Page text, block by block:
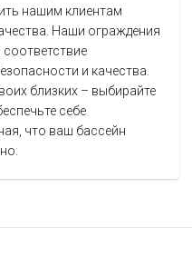
нашим клиентам
Наши ограждения
и качества.
близких – выбирайте
себе
что ваш бассейн